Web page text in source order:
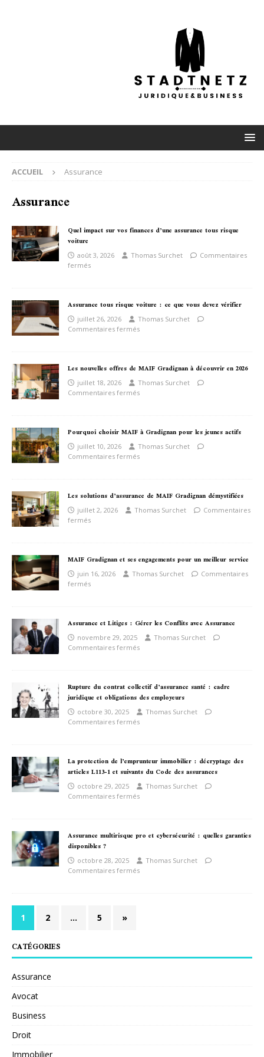
ACCUEIL Assurance
Assurance
Quel impact sur vos finances d’une assurance tous risque
voiture
août 3, 2026 Thomas Surchet
Commentaires
fermés
Assurance tous risque voiture : ce que vous devez vérifier
juillet 26, 2026
Thomas Surchet
Commentaires fermés
Les nouvelles offres de MAIF Gradignan à découvrir en 2026
juillet 18, 2026
Thomas Surchet
Commentaires fermés
Pourquoi choisir MAIF à Gradignan pour les jeunes actifs
juillet 10, 2026
Thomas Surchet
Commentaires fermés
Les solutions d’assurance de MAIF Gradignan démystifiées
juillet 2, 2026 Thomas Surchet
Commentaires
fermés
MAIF Gradignan et ses engagements pour un meilleur service
juin 16, 2026 Thomas Surchet
Commentaires
fermés
Assurance et Litiges : Gérer les Conflits avec Assurance
novembre 29, 2025
Thomas Surchet
Commentaires fermés
Rupture du contrat collectif d’assurance santé : cadre
juridique et obligations des employeurs
octobre 30, 2025
Thomas Surchet
Commentaires fermés
La protection de l’emprunteur immobilier : décryptage des
articles L113-1 et suivants du Code des assurances
octobre 29, 2025
Thomas Surchet
Commentaires fermés
Assurance multirisque pro et cybersécurité : quelles garanties
disponibles ?
octobre 28, 2025
Thomas Surchet
Commentaires fermés
1 2 … 5 »
CATÉGORIES
Assurance
Avocat
Business
Droit
Immobilier